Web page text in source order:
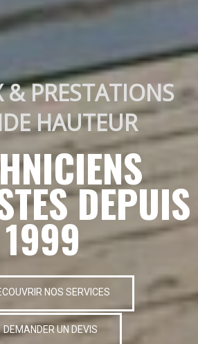
& PRESTATIONS
HAUTEUR
DEPUIS
1999
NOS SERVICES
DEMANDER UN DEVIS